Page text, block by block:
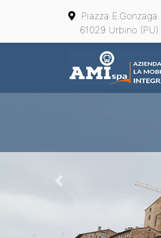
Piazza E.Gonzaga
61029 Urbino (PU)
Main Navigation
Previous